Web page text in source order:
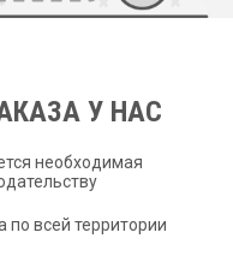
У НАС
необходимая
по всей территории